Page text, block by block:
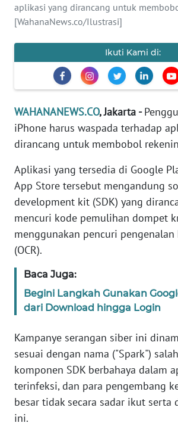
aplikasi yang dirancang untuk
[WahanaNews.co/Ilustrasi]
Ikuti Kami di:
WAHANANEWS.CO, Jakarta -
iPhone harus waspada terhadap
dirancang untuk membobol
Aplikasi yang tersedia di Google
App Store tersebut mengandung
development kit (SDK) yang
mencuri kode pemulihan dompet
menggunakan pencuri
(OCR).
Baca Juga:
Begini Langkah Gunakan
dari Download hingga Login
Kampanye serangan siber ini
sesuai dengan nama ("Spark")
komponen SDK berbahaya dalam
terinfeksi, dan para pengembang
besar tidak secara sadar ikut serta
ini.
PENDIDIKAN
EDITORIAL
Informasi
INDEKS
BERITA
KONTAK
KAMI
IKLAN
TENTANG
PEDOMAN
SIBER
REDAKSI